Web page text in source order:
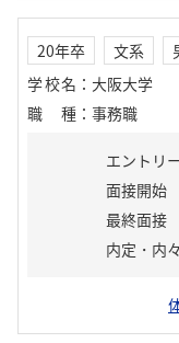
20年卒 文系
学校名 ： 大阪大学
職種 ： 事務職
エントリ
面接開始
最終面接
内定・内